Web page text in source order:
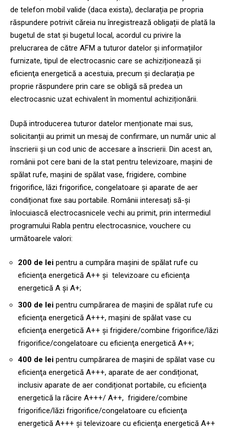
de telefon mobil valide (daca exista), declarația pe propria
răspundere potrivit căreia nu înregistrează obligații de plată la
bugetul de stat și bugetul local, acordul cu privire la
prelucrarea de către AFM a tuturor datelor și informațiilor
furnizate, tipul de electrocasnic care se achiziționează şi
eficienţa energetică a acestuia, precum și declarația pe
proprie răspundere prin care se obligă să predea un
electrocasnic uzat echivalent în momentul achiziționării.
După introducerea tuturor datelor menționate mai sus,
solicitanții au primit un mesaj de confirmare, un număr unic al
înscrierii și un cod unic de accesare a înscrierii. Din acest an,
românii pot cere bani de la stat pentru televizoare, mașini de
spălat rufe, mașini de spălat vase, frigidere, combine
frigorifice, lăzi frigorifice, congelatoare și aparate de aer
condiționat fixe sau portabile. Românii interesați să-și
înlocuiască electrocasnicele vechi au primit, prin intermediul
programului Rabla pentru electrocasnice, vouchere cu
următoarele valori:
200 de lei pentru a cumpăra mașini de spălat rufe cu
eficienţa energetică A++ și televizoare cu eficienţa
energetică A și A+;
300 de lei pentru cumpărarea de mașini de spălat rufe cu
eficienţa energetică A+++, mașini de spălat vase cu
eficienţa energetică A++ și frigidere/combine frigorifice/lăzi
frigorifice/congelatoare cu eficienţa energetică A++;
400 de lei pentru cumpărarea de mașini de spălat vase cu
eficienţa energetică A+++, aparate de aer condiționat,
inclusiv aparate de aer condiționat portabile, cu eficienţa
energetică la răcire A+++/ A++, frigidere/combine
frigorifice/lăzi frigorifice/congelatoare cu eficienţa
energetică A+++ și televizoare cu eficienţa energetică A++